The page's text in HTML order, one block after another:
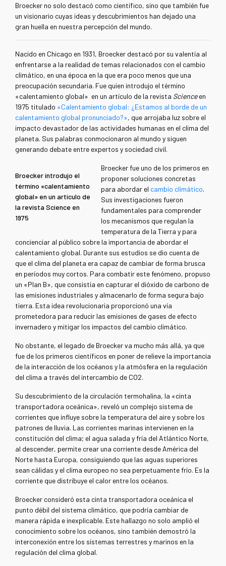
Broecker no solo destacó como científico, sino que también fue
un visionario cuyas ideas y descubrimientos han dejado una
gran huella en nuestra percepción del mundo.
Nacido en Chicago en 1931, Broecker destacó por su valentía al
enfrentarse a la realidad de temas relacionados con el cambio
climático, en una época en la que era poco menos que una
preocupación secundaria. Fue quien introdujo el término
«calentamiento global» en un artículo de la revista Scienceen
1975 titulado «Calentamiento global: ¿Estamos al borde de un
calentamiento global pronunciado?», que arrojaba luz sobre el
impacto devastador de las actividades humanas en el clima del
planeta. Sus palabras conmocionaron al mundo y siguen
generando debate entre expertos y sociedad civil.
Broecker introdujo el
término «calentamiento
global» en un artículo de
la revista Science en
1975
Broecker fue uno de los primeros en
proponer soluciones concretas
para abordar el cambio climático.
Sus investigaciones fueron
fundamentales para comprender
los mecanismos que regulan la
temperatura de la Tierra y para
concienciar al público sobre la importancia de abordar el
calentamiento global. Durante sus estudios se dio cuenta de
que el clima del planeta era capaz de cambiar de forma brusca
en períodos muy cortos. Para combatir este fenómeno, propuso
un «Plan B», que consistía en capturar el dióxido de carbono de
las emisiones industriales y almacenarlo de forma segura bajo
tierra. Esta idea revolucionaria proporcionó una vía
prometedora para reducir las emisiones de gases de efecto
invernadero y mitigar los impactos del cambio climático.
No obstante, el legado de Broecker va mucho más allá, ya que
fue de los primeros científicos en poner de relieve la importancia
de la interacción de los océanos y la atmósfera en la regulación
del clima a través del intercambio de CO2.
Su descubrimiento de la circulación termohalina, la «cinta
transportadora oceánica», reveló un complejo sistema de
corrientes que influye sobre la temperatura del aire y sobre los
patrones de lluvia. Las corrientes marinas intervienen en la
constitución del clima; el agua salada y fría del Atlántico Norte,
al descender, permite crear una corriente desde América del
Norte hasta Europa, consiguiendo que las aguas superiores
sean cálidas y el clima europeo no sea perpetuamente frío. Es la
corriente que distribuye el calor entre los océanos.
Broecker consideró esta cinta transportadora oceánica el
punto débil del sistema climático, que podría cambiar de
manera rápida e inexplicable. Este hallazgo no solo amplió el
conocimiento sobre los océanos, sino también demostró la
interconexión entre los sistemas terrestres y marinos en la
regulación del clima global.